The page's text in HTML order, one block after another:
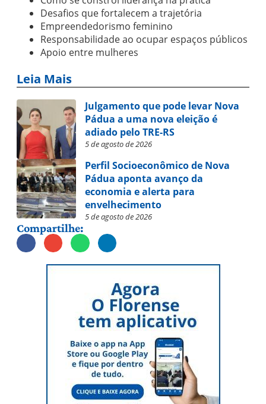
Desafios que fortalecem a trajetória
Empreendedorismo feminino
Responsabilidade ao ocupar espaços públicos
Apoio entre mulheres
Leia Mais
Julgamento que pode levar Nova
Pádua a uma nova eleição é
adiado pelo TRE-RS
5 de agosto de 2026
Perfil Socioeconômico de Nova
Pádua aponta avanço da
economia e alerta para
envelhecimento
5 de agosto de 2026
Compartilhe: